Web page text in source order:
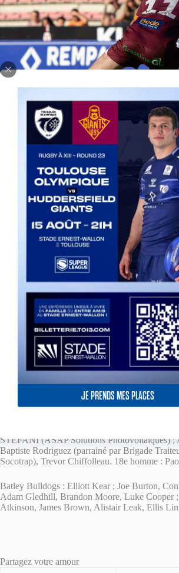
JE PRENDS MES PLACES
Fiche technique:
Essais :Roumanos (12e), Ashall-Bott
Transformations : Shorrocks (7/8)
Batley Bulldogs:
Essais :Flynn (9e), Render (18e),
Transformations :Butterworth (3/4)
Evolution du score : 0-6, 6-6, 6-12, 10-12,
Olly ASHALL-BOTT (parrainé par
Robinson (parrainé par Oxygeo), Roméo
LACANS (parrainé par ETB), Jake
Garcia), Brendan HANDS, Rob BUTLER
STEFANI (ASAP Solutions Photovoltaïques)
Baptiste Rodriguez (parrainé par Brigade
Socotrap), Trevor Chiffolleau. 18e homme :
Batley Bulldogs : Elliott Kear ; Joe Burton,
Adam Gledhill, Brandon Moore, Luke Cooper
Atkinson, James Brown, Alistair Leak, Ellis
Partagez votre amour